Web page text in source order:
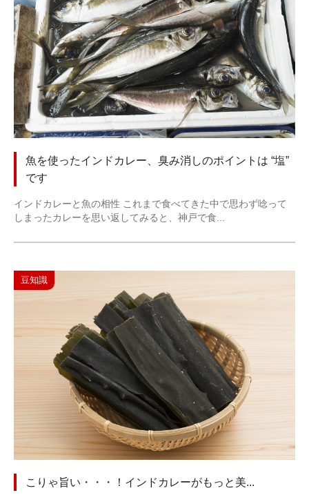
魚を使ったインドカレー、臭み消しのポイントは “塩”
です
インドカレーと魚の相性 これまで食べてきた中で思わず唸って
しまったカレーを思い返してみると、神戸で食...
豆知識
こりゃ旨い・・・！インドカレーがもっと美...